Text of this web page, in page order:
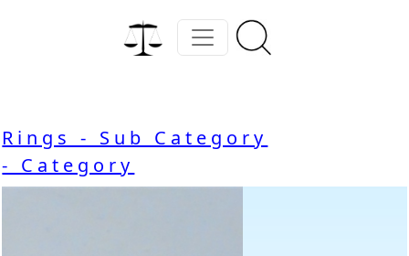
Rings - Sub Category
- Category